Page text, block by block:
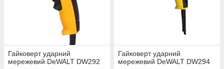
Гайковерт ударний
мережевий DeWALT DW292
Гайковерт ударний
мережевий DeWALT DW294